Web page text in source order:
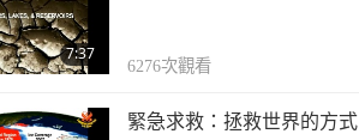
7:37
6276次觀看
緊急求救：拯救世界的方式